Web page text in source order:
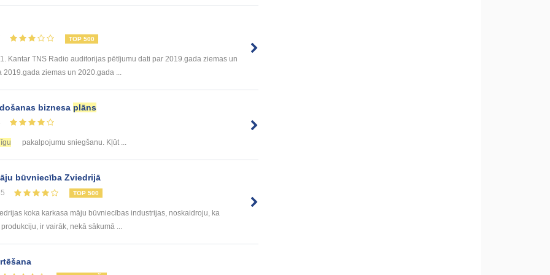
TOP 500
Kantar TNS Radio auditorijas pētījumu dati par 2019.gada ziemas un
ziemas un 2020.gada ...
biznesa plāns
pakalpojumu sniegšanu. Kļūt ...
būvniecība Zviedrijā
TOP 500
koka karkasa māju būvniecības industrijas, noskaidroju, ka
ir vairāk, nekā sākumā ...